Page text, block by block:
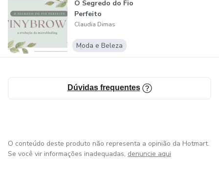
O Segredo do Fio
Perfeito
Claudia Dimas
Moda e Beleza
Dúvidas frequentes
O conteúdo deste produto não representa a opinião da Hotmart.
Se você vir informações inadequadas, denuncie aqui